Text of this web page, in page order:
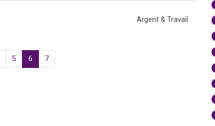
Argent & Travail
5 6 7